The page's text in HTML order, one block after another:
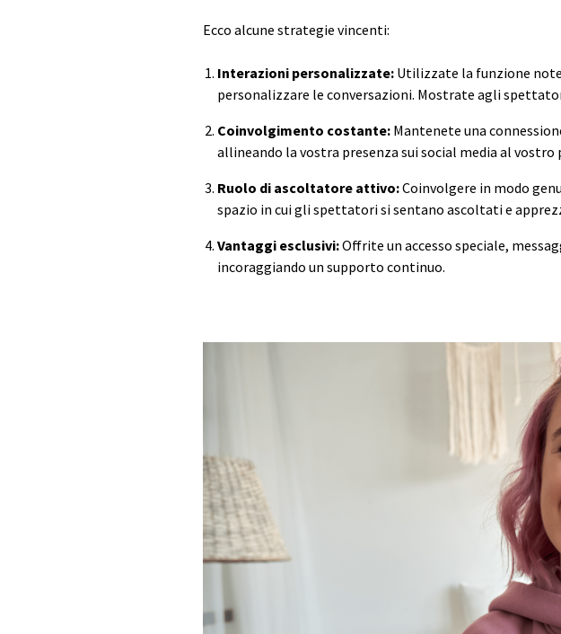
Ecco alcune strategie vincenti:
Interazioni personalizzate: Utilizzate la funzione
personalizzare le conversazioni. Mostrate agli
Coinvolgimento costante: Mantenete una
allineando la vostra presenza sui social media al
Ruolo di ascoltatore attivo:Coinvolgere in modo
spazio in cui gli spettatori si sentano ascoltati e
Vantaggi esclusivi:Offrite un accesso speciale,
incoraggiando un supporto continuo.